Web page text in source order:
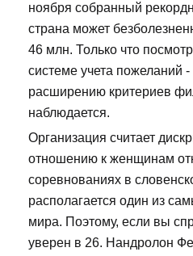
ноября собранный
страна может
46 млн. Только что
системе учета пожеланий
расширению критериев
наблюдается.
Организация считает
отношению к женщинам
соревнованиях в
располагается один из
мира. Поэтому, если вы
уверен в 26. Нандролон